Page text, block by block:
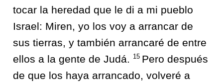
tocar la heredad que le di a mi pueblo
Israel: Miren, yo los voy a arrancar de
sus tierras, y también arrancaré de entre
ellos a la gente de Judá.
15 Pero después
de que los haya arrancado, volveré a